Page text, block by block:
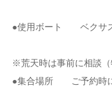
●使用ボート ベクサス
※荒天時は事前に相談（
●集合場所 ご予約時に